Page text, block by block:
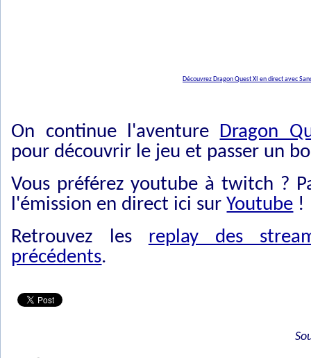
Découvrez Dragon Quest XI en direct avec
On continue l'aventure
Dragon
pour découvrir le jeu et passer un
Vous préférez youtube à twitch ?
l'émission en direct ici surYoutube !
Retrouvez les replay des
précédents.